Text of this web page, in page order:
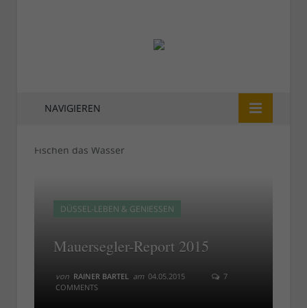
NAVIGIEREN
DÜSSEL-LEBEN & GENIESSEN
Mauersegler-Report 2015
von RAINER BARTEL am 04.05.2015
7
COMMENTS